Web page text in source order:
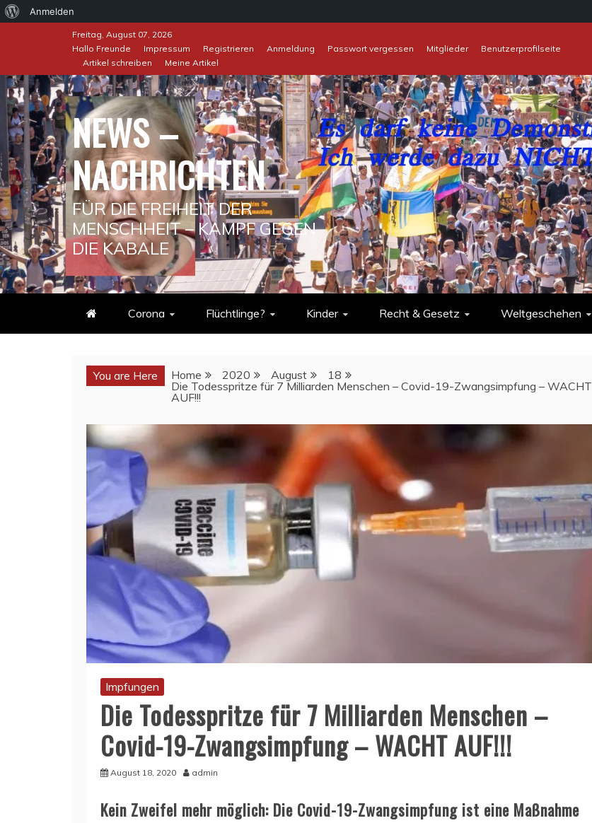
Über
Anmelden
Freitag, August 07, 2026
Hallo Freunde
Impressum Registrieren Anmeldung Passwort vergessen Mitglieder
Benutzerprofilseite
Artikel schreiben
Meine Artikel
NEWS –
NACHRICHTEN
FÜR DIE FREIHEIT DER
MENSCHHEIT – KAMPF GEGEN
DIE KABALE
Corona Flüchtlinge? Kinder Recht & Gesetz Weltgeschehen
You are Here Home 2020 August
18
Die Todesspritze für 7 Milliarden Menschen – Covid-19-Zwangsimpfung – WACHT
AUF!!!
Impfungen
Die Todesspritze für 7 Milliarden Menschen –
Covid-19-Zwangsimpfung – WACHT AUF!!!
August 18, 2020 admin
Kein Zweifel mehr möglich: Die Covid-19-Zwangsimpfung ist eine Maßnahme